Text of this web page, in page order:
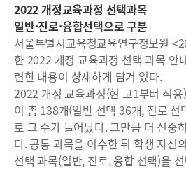
2022 개정교육과정 선택과목
일반·진로·융합선택으로 구분
서울특별시교육청교육연구정보원
한 2022 개정 교육과정 선택 과목 안
련한 내용이 상세하게 담겨 있다.
2022 개정 교육과정(현 고1부터 적
이 총 138개(일반 선택 36개, 진로
로 그 수가 늘어났다. 그만큼 더 신중
다. 공통 과목을 이수한 뒤 학생 자신
선택 과목(일반, 진로, 융합 선택)을